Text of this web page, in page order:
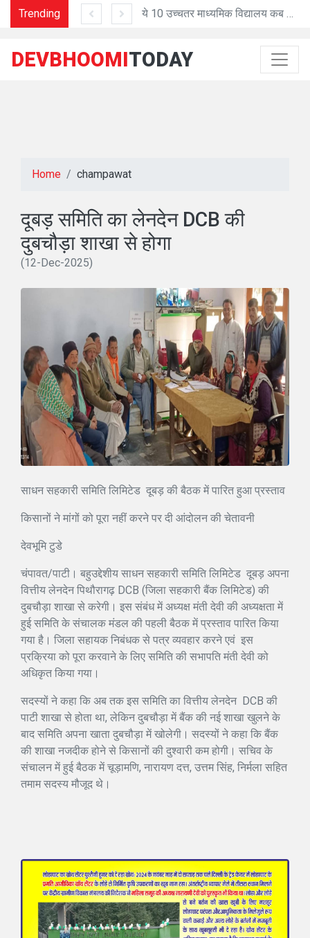
Trending
बगवाल 28 अगस्त को ये 10 उच्चतर माध्यमिक विद्यालय कब होंगे अपग्रेड?
DEVBHOOMITODAY
Home champawat
दूबड़ समिति का लेनदेन DCB की
दुबचौड़ा शाखा से होगा
(12-Dec-2025)
साधन सहकारी समिति लिमिटेड दूबड़ की बैठक में पारित हुआ प्रस्ताव
किसानों ने मांगों को पूरा नहीं करने पर दी आंदोलन की चेतावनी
देवभूमि टुडे
चंपावत/पाटी। बहुउद्देशीय साधन सहकारी समिति लिमिटेड दूबड़ अपना
वित्तीय लेनदेन पिथौरागढ़ DCB (जिला सहकारी बैंक लिमिटेड) की
दुबचौड़ा शाखा से करेगी। इस संबंध में अध्यक्ष मंती देवी की अध्यक्षता में
हुई समिति के संचालक मंडल की पहली बैठक में प्रस्ताव पारित किया
गया है। जिला सहायक निबंधक से पत्र व्यवहार करने एवं इस
प्रक्रिया को पूरा करवाने के लिए समिति की सभापति मंती देवी को
अधिकृत किया गया।
सदस्यों ने कहा कि अब तक इस समिति का वित्तीय लेनदेन DCB की
पाटी शाखा से होता था, लेकिन दुबचौड़ा में बैंक की नई शाखा खुलने के
बाद समिति अपना खाता दुबचौड़ा में खोलेगी। सदस्यों ने कहा कि बैंक
की शाखा नजदीक होने से किसानों की दुश्वारी कम होगी। सचिव के
संचालन में हुई बैठक में चूड़ामणि, नारायण दत्त, उत्तम सिंह, निर्मला सहित
तमाम सदस्य मौजूद थे।